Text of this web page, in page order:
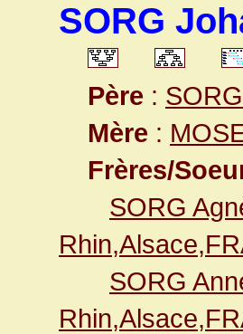
SORG
Père :
Mère :
Frères/
SORG
SORG